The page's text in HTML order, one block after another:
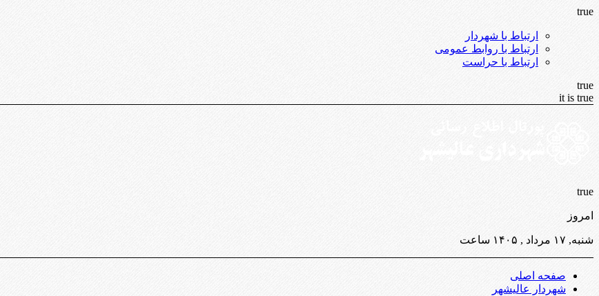
true
ارتباط با شهردار
ارتباط با روابط عمومی
ارتباط با حراست
true
it is true
true
امروز
شنبه, ۱۷ مرداد , ۱۴۰۵ ساعت
صفحه اصلی
شهردار عالیشهر